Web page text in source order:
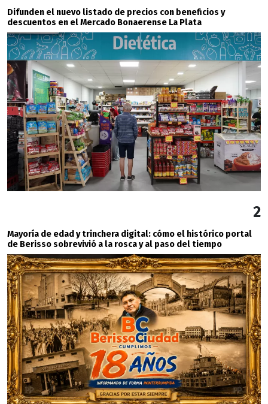
Difunden el nuevo listado de precios con beneficios y
descuentos en el Mercado Bonaerense La Plata
2
Mayoría de edad y trinchera digital: cómo el histórico portal
de Berisso sobrevivió a la rosca y al paso del tiempo